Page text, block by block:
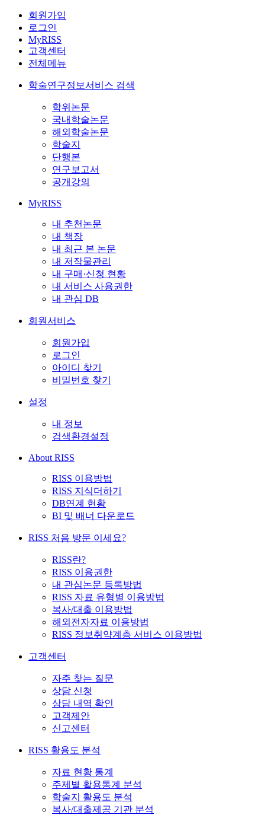
회원가입
로그인
MyRISS
고객센터
전체메뉴
학술연구정보서비스 검색
학위논문
국내학술논문
해외학술논문
학술지
단행본
연구보고서
공개강의
MyRISS
내 추천논문
내 책장
내 최근 본 논문
내 저작물관리
내 구매·신청 현황
내 서비스 사용권한
내 관심 DB
회원서비스
회원가입
로그인
아이디 찾기
비밀번호 찾기
설정
내 정보
검색환경설정
About RISS
RISS 이용방법
RISS 지식더하기
DB연계 현황
BI 및 배너 다운로드
RISS 처음 방문 이세요?
RISS란?
RISS 이용권한
내 관심논문 등록방법
RISS 자료 유형별 이용방법
복사/대출 이용방법
해외전자자료 이용방법
RISS 정보취약계층 서비스 이용방법
고객센터
자주 찾는 질문
상담 신청
상담 내역 확인
고객제안
신고센터
RISS 활용도 분석
자료 현황 통계
주제별 활용통계 분석
학술지 활용도 분석
복사/대출제공 기관 분석